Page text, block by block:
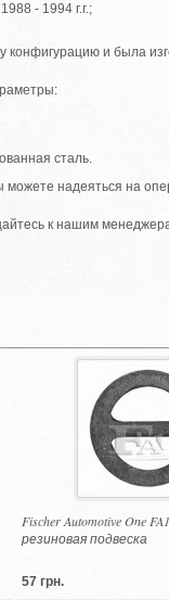
- 1994 г.г.;
конфигурацию и была
сталь.
надеяться на
к нашим
Fischer Automotive One
резиновая подвеска
57 грн.